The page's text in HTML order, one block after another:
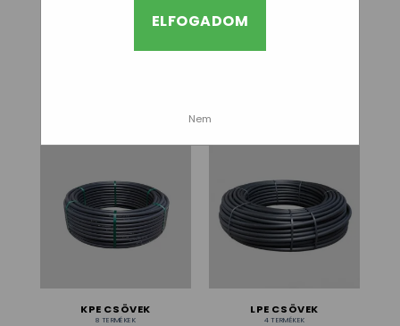
ELFOGADOM
Nem
KPE CSÖVEK
8 TERMÉKEK
LPE CSÖVEK
4 TERMÉKEK